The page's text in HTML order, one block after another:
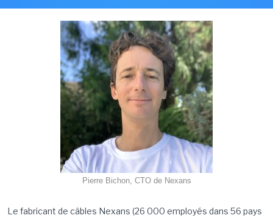
Pierre Bichon, CTO de Nexans
Le fabricant de câbles Nexans (26 000 employés dans 56 pays